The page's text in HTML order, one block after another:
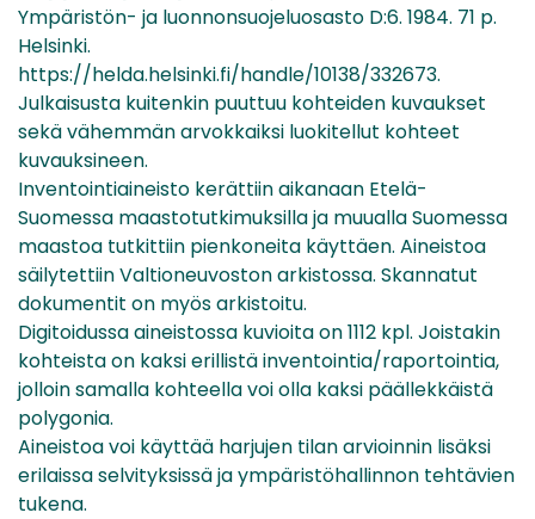
Ympäristön- ja luonnonsuojeluosasto D:6. 1984. 71 p.
Helsinki.
https://helda.helsinki.fi/handle/10138/332673.
Julkaisusta kuitenkin puuttuu kohteiden kuvaukset
sekä vähemmän arvokkaiksi luokitellut kohteet
kuvauksineen.
Inventointiaineisto kerättiin aikanaan Etelä-
Suomessa maastotutkimuksilla ja muualla Suomessa
maastoa tutkittiin pienkoneita käyttäen. Aineistoa
säilytettiin Valtioneuvoston arkistossa. Skannatut
dokumentit on myös arkistoitu.
Digitoidussa aineistossa kuvioita on 1112 kpl. Joistakin
kohteista on kaksi erillistä inventointia/raportointia,
jolloin samalla kohteella voi olla kaksi päällekkäistä
polygonia.
Aineistoa voi käyttää harjujen tilan arvioinnin lisäksi
erilaissa selvityksissä ja ympäristöhallinnon tehtävien
tukena.